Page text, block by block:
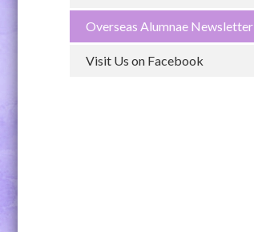
Overseas Alumnae Newsletter
Visit Us on Facebook